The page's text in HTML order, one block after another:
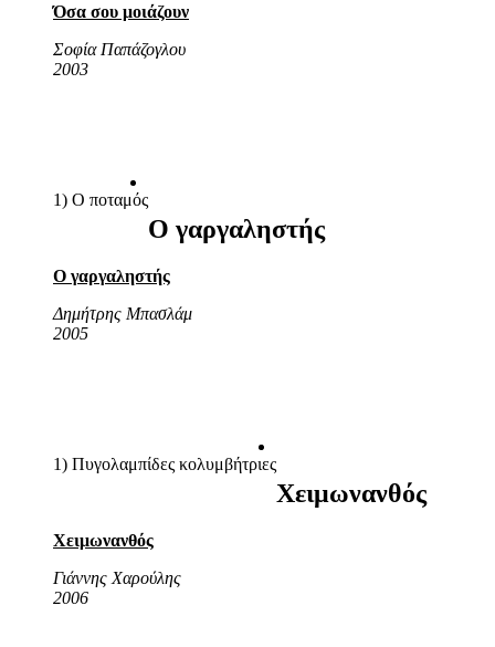
Όσα σου μοιάζουν
Σοφία Παπάζογλου
2003
1) Ο ποταμός
Ο γαργαληστής
Ο γαργαληστής
Δημήτρης Μπασλάμ
2005
1) Πυγολαμπίδες κολυμβήτριες
Χειμωνανθός
Χειμωνανθός
Γιάννης Χαρούλης
2006